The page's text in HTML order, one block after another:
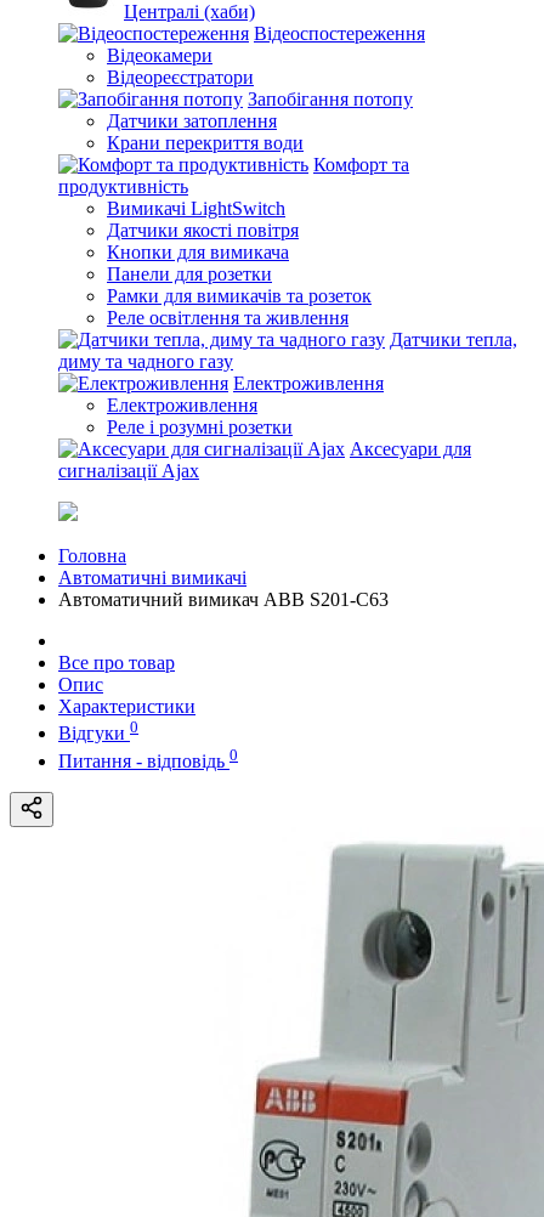
Централі (хаби)
Відеоспостереження
Відеокамери
Відеореєстратори
Запобігання потопу
Датчики затоплення
Крани перекриття води
Комфорт та
продуктивність
Вимикачі LightSwitch
Датчики якості повітря
Кнопки для вимикача
Панели для розетки
Рамки для вимикачів та розеток
Реле освітлення та живлення
Датчики тепла,
диму та чадного газу
Електроживлення
Електроживлення
Реле і розумні розетки
Аксесуари для
сигналізації Ajax
Головна
Автоматичні вимикачі
Автоматичний вимикач ABB S201-С63
Все про товар
Опис
Характеристики
Відгуки 0
Питання - відповідь 0